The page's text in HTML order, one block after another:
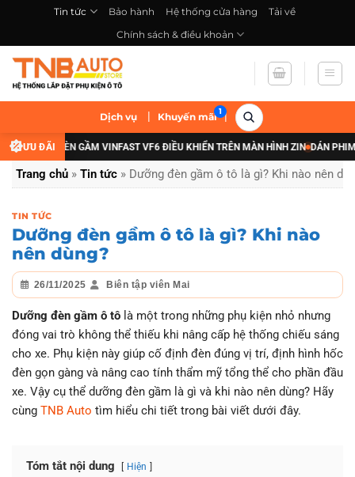
nội
dung
Tin tức Bảo hành Hệ thống cửa hàng
Tải về
Chính sách & điều khoản
Dịch vụ | Khuyến mãi |
ƯU ĐÃI
CẤP ĐÈN GẦM VINFAST VF6 ĐIỀU KHIỂN TRÊN MÀN HÌNH ZIN DÁN PHIM
Trang chủ » Tin tức » Dưỡng đèn gầm ô tô là gì? Khi nào nên
TIN TỨC
Dưỡng đèn gầm ô tô là gì? Khi nào
nên dùng?
26/11/2025 Biên tập viên Mai
Dưỡng đèn gầm ô tô là một trong những phụ kiện nhỏ nhưng
đóng vai trò không thể thiếu khi nâng cấp hệ thống chiếu sáng
cho xe. Phụ kiện này giúp cố định đèn đúng vị trí, định hình hốc
đèn gọn gàng và nâng cao tính thẩm mỹ tổng thể cho phần đầu
xe. Vậy cụ thể dưỡng đèn gầm là gì và khi nào nên dùng? Hãy
cùng TNB Auto tìm hiểu chi tiết trong bài viết dưới đây.
Tóm tắt nội dung Hiện